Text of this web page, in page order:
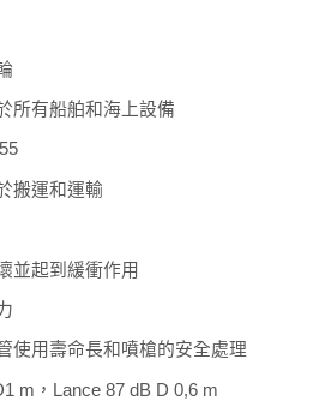
所有船舶和海上設備
搬運和運輸
並起到緩衝作用
使用壽命長和噴槍的安全處理
m，Lance 87 dB D 0,6 m